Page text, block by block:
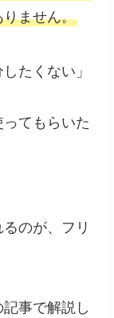
りません。
たくない」
ってもらいた
のが、フリ
事で解説し